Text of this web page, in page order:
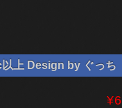
以上 Design by ぐっち